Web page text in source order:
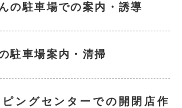
の駐車場での案内・誘導
駐車場案内・清掃
ングセンターでの開閉店作